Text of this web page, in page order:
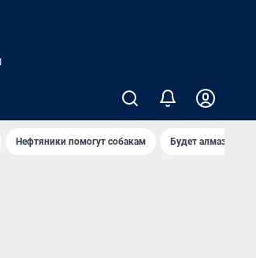
Нефтяники помогут собакам Будет алмазный